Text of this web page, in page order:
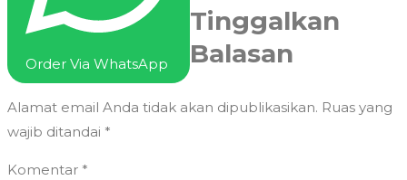
Order Via WhatsApp
Tinggalkan
Balasan
Alamat email Anda tidak akan dipublikasikan. Ruas yang
wajib ditandai *
Komentar *